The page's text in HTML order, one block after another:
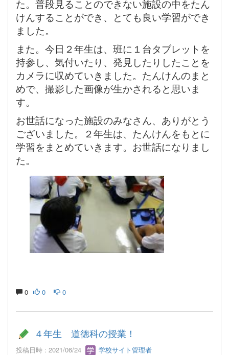
た。普段見ることのできない施設の中をたん
けんすることができ、とても良い学習ができ
ました。
また。今日２年生は、班に１台タブレットを
持参し、気付いたり、発見したりしたことを
カメラに収めていきました。たんけんのまと
めで、撮影した画像が生かされると思いま
す。
お世話になった施設のみなさん、ありがとう
ございました。２年生は、たんけんをもとに
学習をまとめていきます。お世話になりまし
た。
0 0 0
４年生 道徳科の授業！
投稿日時 : 2021/06/24 学校サイト管理者